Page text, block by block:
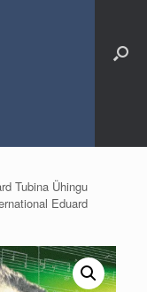
Tubina Ühingu
Eduard